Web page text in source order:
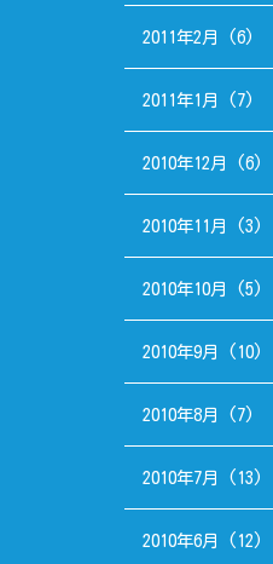
2011年2月 (6)
2011年1月 (7)
2010年12月 (6)
2010年11月 (3)
2010年10月 (5)
2010年9月 (10)
2010年8月 (7)
2010年7月 (13)
2010年6月 (12)